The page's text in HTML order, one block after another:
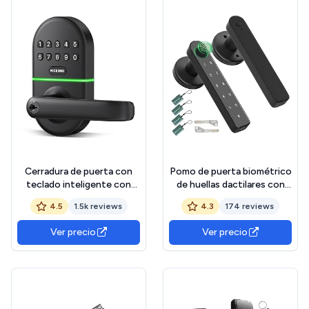
Cerradura de puerta con
teclado inteligente con
asa: cerradura digital de
entrada sin llave NICE DIGI
para puerta
delantera/interior, botón
de código electrónico, fácil
4.5 1.5k reviews
Ver precio
Pomo de puerta biométrico
de huellas dactilares con
código, manija de puerta de
entrada sin llave para
dormitorio, hogar, hotel,
oficina, apartamento, color
negro
4.3 174 reviews
Ver precio